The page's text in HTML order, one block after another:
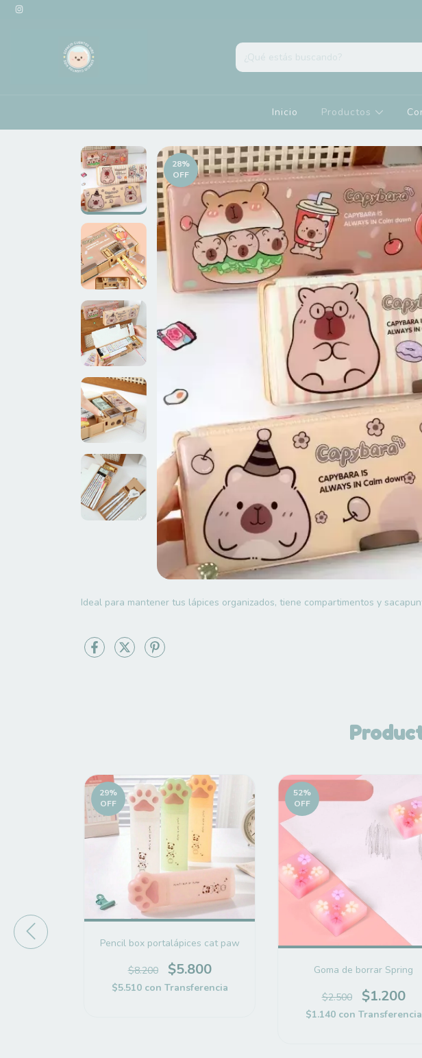
Inicio Productos
28%
OFF
Ideal para mantener tus lápices organizados, tiene compartimentos y
29%
OFF
Pencil box portalápices cat paw
$8.200 $5.800
$5.510 con Transferencia
52%
OFF
Goma de borrar Spring
$2.500 $1.200
$1.140 con Transferencia